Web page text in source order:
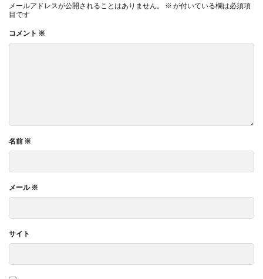
メールアドレスが公開されることはありません。 ※ が付いている欄は必須項
目です
コメント ※
名前 ※
メール※
サイト